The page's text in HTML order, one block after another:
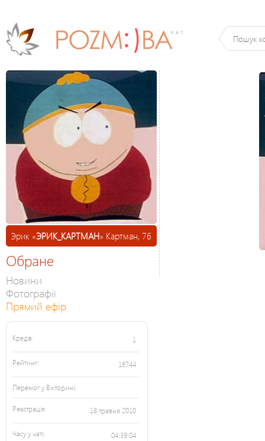
Эрик «ЭРИК_КАРТМАН» Картман, 76
Обране
Новини
Фотографії
Прямий ефір
Кредів: 1
Рейтинг: 16744
Перемог у Вікторині:
Реєстрація: 18 травня 2010
Часу у чаті: 04:39:04